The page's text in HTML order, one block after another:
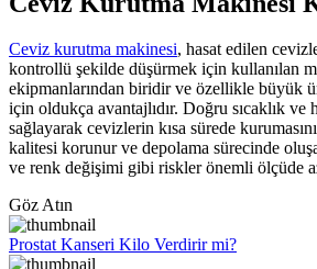
Ceviz kurutma makinesi, hasat edilen
kontrollü şekilde düşürmek için kullanılan
ekipmanlarından biridir ve özellikle büyük
için oldukça avantajlıdır. Doğru sıcaklık ve
sağlayarak cevizlerin kısa sürede
kalitesi korunur ve depolama sürecinde
ve renk değişimi gibi riskler önemli ölçüde
Göz Atın
Prostat Kanseri Kilo Verdirir mi?